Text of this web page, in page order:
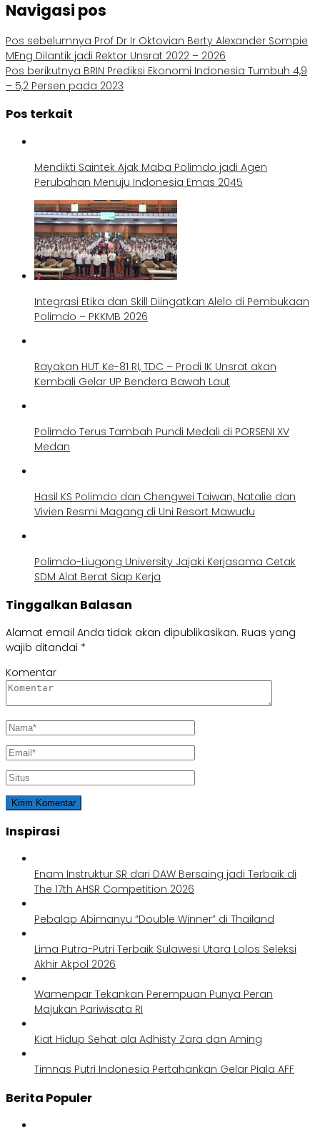
Navigasi pos
Pos sebelumnya Prof Dr Ir Oktovian Berty Alexander Sompie
MEng Dilantik jadi Rektor Unsrat 2022 – 2026
Pos berikutnya BRIN Prediksi Ekonomi Indonesia Tumbuh 4,9
– 5,2 Persen pada 2023
Pos terkait
Mendikti Saintek Ajak Maba Polimdo jadi Agen
Perubahan Menuju Indonesia Emas 2045
Integrasi Etika dan Skill Diingatkan Alelo di Pembukaan
Polimdo – PKKMB 2026
Rayakan HUT Ke-81 RI, TDC – Prodi IK Unsrat akan
Kembali Gelar UP Bendera Bawah Laut
Polimdo Terus Tambah Pundi Medali di PORSENI XV
Medan
Hasil KS Polimdo dan Chengwei Taiwan, Natalie dan
Vivien Resmi Magang di Uni Resort Mawudu
Polimdo-Liugong University Jajaki Kerjasama Cetak
SDM Alat Berat Siap Kerja
Tinggalkan Balasan
Alamat email Anda tidak akan dipublikasikan. Ruas yang
wajib ditandai *
Komentar
Inspirasi
Enam Instruktur SR dari DAW Bersaing jadi Terbaik di
The 17th AHSR Competition 2026
Pebalap Abimanyu “Double Winner” di Thailand
Lima Putra-Putri Terbaik Sulawesi Utara Lolos Seleksi
Akhir Akpol 2026
Wamenpar Tekankan Perempuan Punya Peran
Majukan Pariwisata RI
Kiat Hidup Sehat ala Adhisty Zara dan Aming
Timnas Putri Indonesia Pertahankan Gelar Piala AFF
Berita Populer